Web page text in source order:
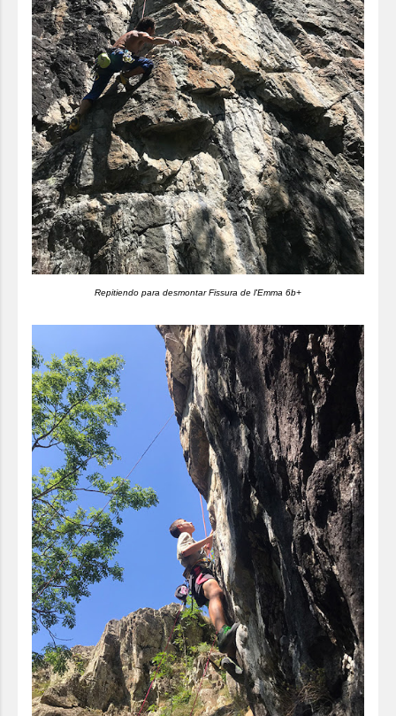
Repitiendo para desmontar Fissura de l'Emma 6b+